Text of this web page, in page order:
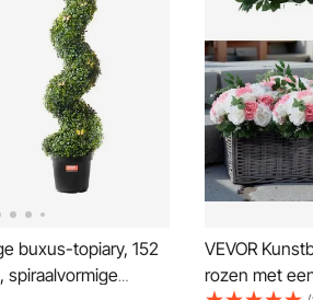
buxus-topiary, 152
spiraalvormige
VEVOR
rozen met